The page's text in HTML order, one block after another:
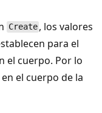
Create , los valores
para el
el cuerpo. Por lo
el cuerpo de la